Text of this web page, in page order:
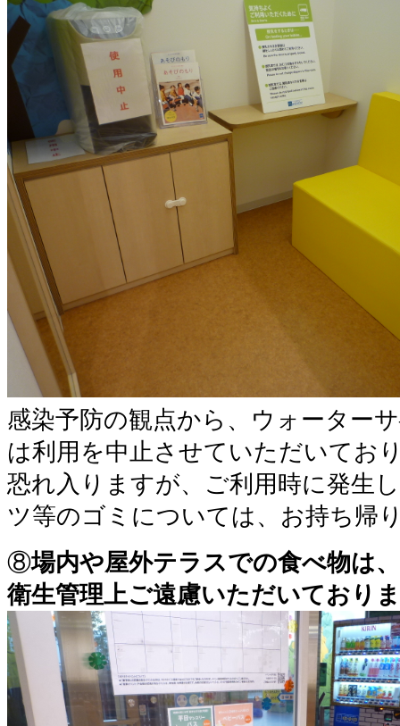
感染予防の観点から、ウォーター
は利用を中止させていただいてお
恐れ入りますが、ご利用時に発生
ツ等のゴミについては、お持ち帰
⑧場内や屋外テラスでの食べ物は
衛生管理上ご遠慮いただいており